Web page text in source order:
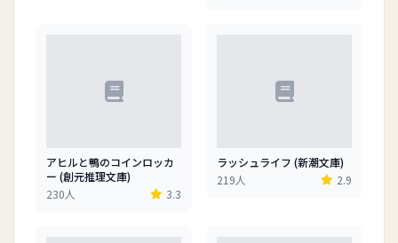
アヒルと鴨のコインロッカ
ー (創元推理文庫)
230人
3.3
ラッシュライフ (新潮文庫)
219人
2.9